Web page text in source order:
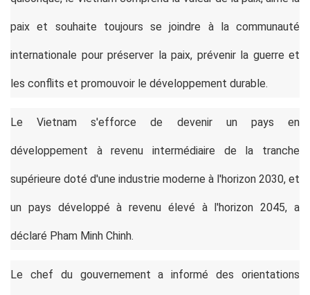
paix et souhaite toujours se joindre à la communauté
internationale pour préserver la paix, prévenir la guerre et
les conflits et promouvoir le développement durable.
Le Vietnam s'efforce de devenir un pays en
développement à revenu intermédiaire de la tranche
supérieure doté d'une industrie moderne à l'horizon 2030, et
un pays développé à revenu élevé à l'horizon 2045, a
déclaré Pham Minh Chinh.
Le chef du gouvernement a informé des orientations